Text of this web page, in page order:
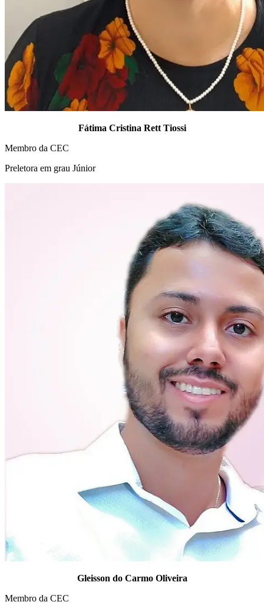
Fátima Cristina Rett Tiossi
Membro da CEC
Preletora em grau Júnior
Gleisson do Carmo Oliveira
Membro da CEC